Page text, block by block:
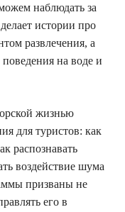
наблюдать за
истории про
развлечения, а
поведения на воде и
жизнью
для туристов: как
распознавать
воздействие шума
призваны не
его в